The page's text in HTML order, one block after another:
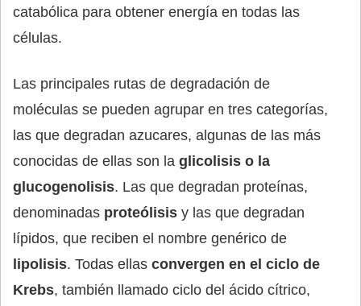
catabólica para obtener energía en todas las
células.
Las principales rutas de degradación de
moléculas se pueden agrupar en tres categorías,
las que degradan azucares, algunas de las más
conocidas de ellas son la glicolisis o la
glucogenolisis. Las que degradan proteínas,
denominadas proteólisis y las que degradan
lípidos, que reciben el nombre genérico de
lipolisis. Todas ellas convergen en el ciclo de
Krebs, también llamado ciclo del ácido cítrico,